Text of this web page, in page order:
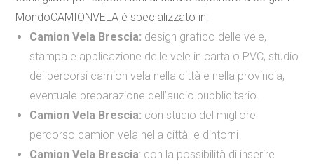
MondoCAMIONVELA è specializzato in:
Camion Vela Brescia: design grafico delle vele,
stampa e applicazione delle vele in carta o PVC, studio
dei percorsi camion vela nella città e nella provincia,
eventuale preparazione dell’audio pubblicitario.
Camion Vela Brescia: con studio del migliore
percorso camion vela nella città e dintorni
Camion Vela Brescia: con la possibilità di inserire